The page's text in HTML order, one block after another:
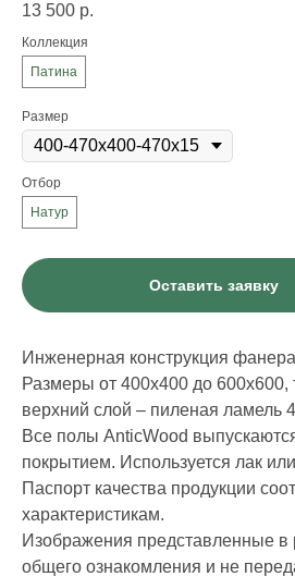
13 500 р.
Коллекция
Патина
Размер
Отбор
Натур
Оставить заявку
Инженерная конструкция
Размеры от 400х400 до
верхний слой – пиленая ламель
Все полы AnticWood
покрытием. Используется лак
Паспорт качества продукции
характеристикам.
Изображения представленные в
общего ознакомления и не
ИНФОРМАЦИЯ